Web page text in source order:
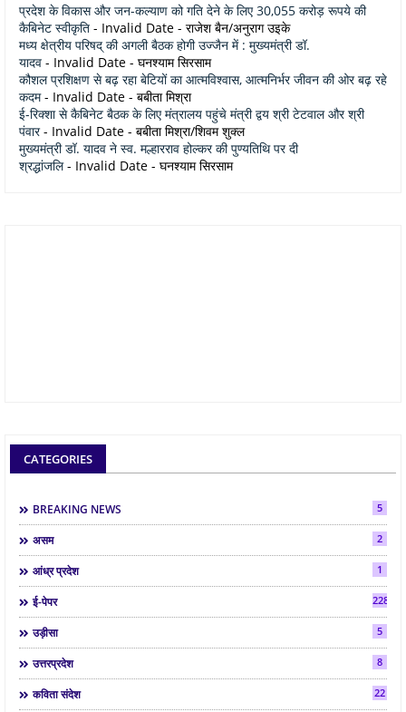
प्रदेश के विकास और जन-कल्याण को गति देने के लिए 30,055 करोड़ रूपये की
कैबिनेट स्वीकृति - Invalid Date - राजेश बैन/अनुराग उइके
मध्य क्षेत्रीय परिषद् की अगली बैठक होगी उज्जैन में : मुख्यमंत्री डॉ.
यादव - Invalid Date - घनश्याम सिरसाम
कौशल प्रशिक्षण से बढ़ रहा बेटियों का आत्मविश्वास, आत्मनिर्भर जीवन की ओर बढ़ रहे
कदम- Invalid Date - बबीता मिश्रा
ई-रिक्शा से कैबिनेट बैठक के लिए मंत्रालय पहुंचे मंत्री द्वय श्री टेटवाल और श्री
पंवार- Invalid Date - बबीता मिश्रा/शिवम शुक्ल
मुख्यमंत्री डॉ. यादव ने स्व. मल्हारराव होल्कर की पुण्यतिथि पर दी
श्रद्धांजलि- Invalid Date - घनश्याम सिरसाम
CATEGORIES
BREAKING NEWS 5
असम 2
आंध्र प्रदेश 1
ई-पेपर 2286
उड़ीसा 5
उत्तरप्रदेश 8
कविता संदेश 22